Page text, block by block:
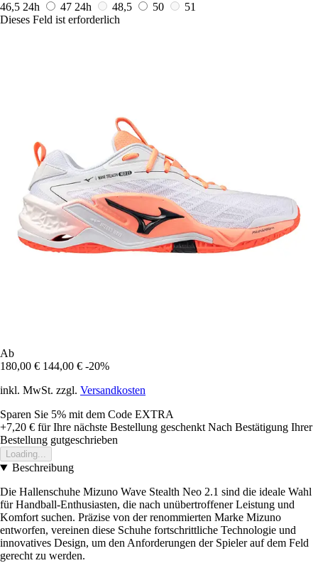
46,5 24h 47 24h 48,5 50
51
Dieses Feld ist erforderlich
Ab
180,00 € 144,00 € -20%
inkl. MwSt. zzgl. Versandkosten
Sparen Sie 5% mit dem Code EXTRA
+7,20 € für Ihre nächste Bestellung geschenkt Nach Bestätigung Ihrer
Bestellung gutgeschrieben
Loading...
Beschreibung
Die Hallenschuhe Mizuno Wave Stealth Neo 2.1 sind die ideale Wahl
für Handball-Enthusiasten, die nach unübertroffener Leistung und
Komfort suchen. Präzise von der renommierten Marke Mizuno
entworfen, vereinen diese Schuhe fortschrittliche Technologie und
innovatives Design, um den Anforderungen der Spieler auf dem Feld
gerecht zu werden.